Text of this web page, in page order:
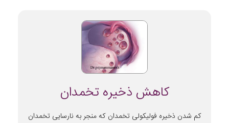
کاهش ذخیره تخمدان
کم شدن ذخیره فولیکولی تخمدان که منجر به نارسایی تخمدان